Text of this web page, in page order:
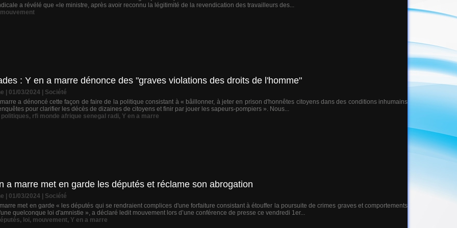
a révélé que «le ministre, après avoir reconnu la légitimité de la revendication des travailleurs des...
mouvement
: Y en a marre dénonce des "graves violations des droits de l'homme"
| 01/03/2024
Société
a dénoncé cette façon de faire de la politique consistant à « bâillonner, à jeter en prison d'honnêtes citoyens dans des conditions inhumains
pour clarifier les décès de dizaines de citoyens et finir par jouer les sapeurs-pompiers ». Nous...
politiques, rfi monde afrique senegal radi, Y en a marre
a marre met en garde les députés et réclame son abrogation
| 01/03/2024
Société
met en garde « les députés qui se rendraient complices d'une forfaiture consistant à étouffer la poursuite de crimes graves et comportements
quelconque loi d'amnistie », a déclaré ledit mouvement lors d’une conférence de presse ce vendredi 1er...
, loi, mouvement, Y en a marre